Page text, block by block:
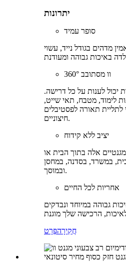
יתרונות
סופר עמיד
מדהים בגודל נייד, עשוי
וו מסתובב 360°
360 מעלות יכול לענות על כל דרישה.
לימוד, מטבח, תאי שייט,
תאורה לפסטיבלים
חיצוניים.
יציב ללא קידוח
אלה בתוך הבית או
במשרד, בסדנה, במחסן
ובמוסך.
אחריות לכל החיים
גבוהה במיוחד ונבדקים
הרכישה שלך מוגנת
חֲקִירָהפְּרָט